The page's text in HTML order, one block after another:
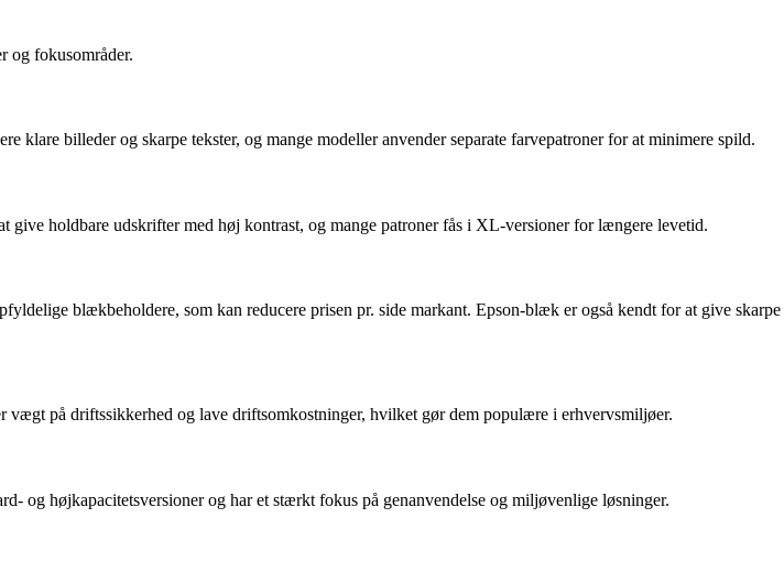
og fokusområder.
billeder og skarpe tekster, og mange modeller anvender separate farvepatroner for at minimere spild.
holdbare udskrifter med høj kontrast, og mange patroner fås i XL-versioner for længere levetid.
blækbeholdere, som kan reducere prisen pr. side markant. Epson-blæk er også kendt for at give skarpe
på driftssikkerhed og lave driftsomkostninger, hvilket gør dem populære i erhvervsmiljøer.
og højkapacitetsversioner og har et stærkt fokus på genanvendelse og miljøvenlige løsninger.